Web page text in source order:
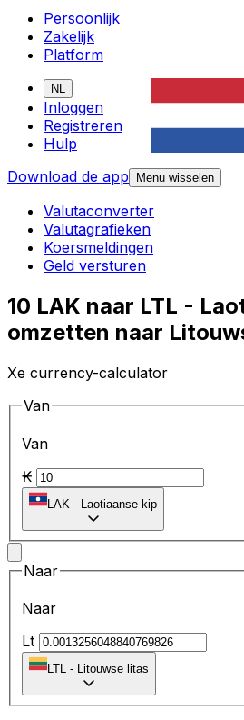
Persoonlijk
Zakelijk
Platform
NL
Inloggen
Registreren
Hulp
Download de app
Menu wisselen
Valutaconverter
Valutagrafieken
Koersmeldingen
Geld versturen
10 LAK naar LTL -
omzetten naar
Xe currency-calculator
Van
Van
₭
LAK - Laotiaanse kip
Naar
Naar
Lt
LTL - Litouwse litas